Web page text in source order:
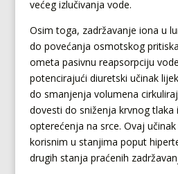
većeg izlučivanja vode.
Osim toga, zadržavanje iona u
do povećanja osmotskog
ometa pasivnu reapsorpciju
potencirajući diuretski učinak
do smanjenja volumena
dovesti do sniženja krvnog tlaka
opterećenja na srce. Ovaj
korisnim u stanjima poput
drugih stanja praćenih